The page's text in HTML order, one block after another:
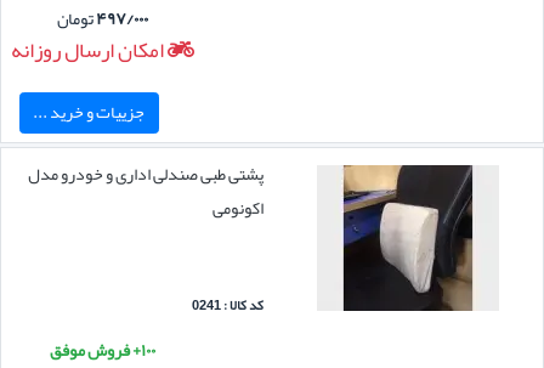
۴۹۷/۰۰۰تومان
امکان ارسال روزانه
جزییات و خرید ...
پشتی طبی صندلی اداری و خودرو مدل
اکونومی
کد کالا : 0241
۱۰۰+ فروش موفق